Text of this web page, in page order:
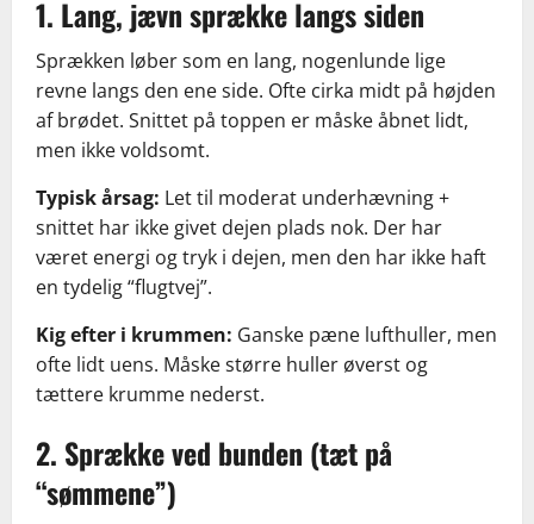
1. Lang, jævn sprække langs siden
Sprækken løber som en lang, nogenlunde lige
revne langs den ene side. Ofte cirka midt på højden
af brødet. Snittet på toppen er måske åbnet lidt,
men ikke voldsomt.
Typisk årsag: Let til moderat underhævning +
snittet har ikke givet dejen plads nok. Der har
været energi og tryk i dejen, men den har ikke haft
en tydelig “flugtvej”.
Kig efter i krummen: Ganske pæne lufthuller, men
ofte lidt uens. Måske større huller øverst og
tættere krumme nederst.
2. Sprække ved bunden (tæt på
“sømmene”)